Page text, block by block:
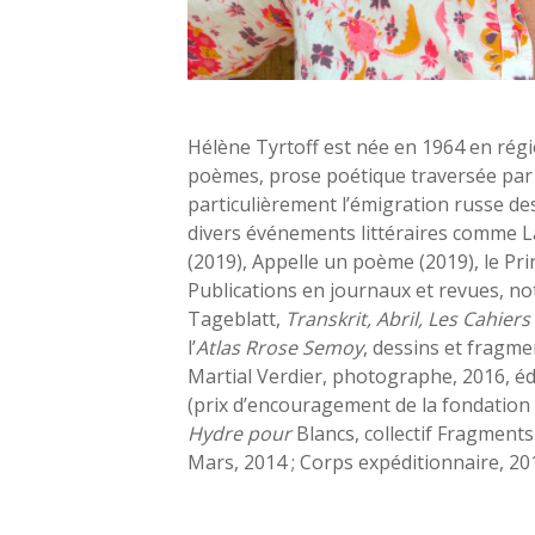
Hélène Tyrtoff est née en 1964 en
poèmes, prose poétique traversée
particulièrement l’émigration russe
divers événements littéraires comme
(2019), Appelle un poème (2019), le
Publications en journaux et revues,
Tageblatt, Transkrit, Abril, Les
l’Atlas Rrose Semoy, dessins et
Martial Verdier, photographe, 2016,
(prix d’encouragement de la
Hydre pour Blancs, collectif
Mars, 2014 ; Corps expéditionnaire,